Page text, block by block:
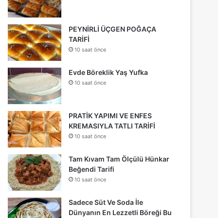
PEYNİRLİ ÜÇGEN POĞAÇA
TARİFİ
10 saat önce
Evde Böreklik Yaş Yufka
10 saat önce
PRATİK YAPIMI VE ENFES
KREMASIYLA TATLI TARİFİ
10 saat önce
Tam Kıvam Tam Ölçülü Hünkar
Beğendi Tarifi
10 saat önce
Sadece Süt Ve Soda İle
Dünyanın En Lezzetli Böreği Bu